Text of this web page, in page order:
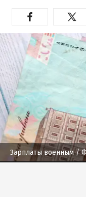
Зарплаты военным/